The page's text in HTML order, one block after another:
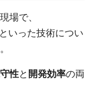
場で、
といった技術につい
性と 開発効率の両